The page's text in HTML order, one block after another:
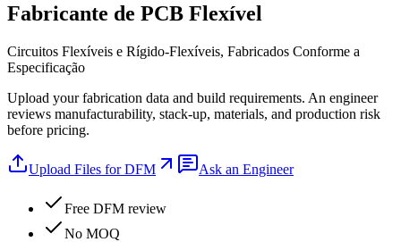
Fabricante de PCB Flexível
Circuitos Flexíveis e Rígido-Flexíveis, Fabricados Conforme a
Especificação
Upload your fabrication data and build requirements. An engineer
reviews manufacturability, stack-up, materials, and production risk
before pricing.
Upload Files for DFM Ask an Engineer
Free DFM review
No MOQ